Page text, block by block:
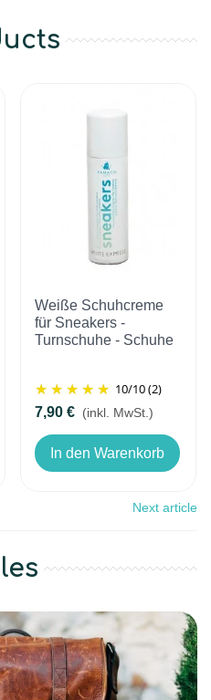
Weiße Schuhcreme
für Sneakers -
Turnschuhe - Schuhe
10/10(2)
7,90 € (inkl. MwSt.)
In den Warenkorb
Next article